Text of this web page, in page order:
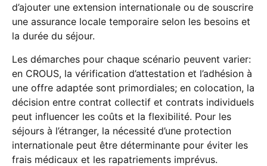
d’ajouter une extension internationale ou de souscrire
une assurance locale temporaire selon les besoins et
la durée du séjour.
Les démarches pour chaque scénario peuvent varier:
en CROUS, la vérification d’attestation et l’adhésion à
une offre adaptée sont primordiales; en colocation, la
décision entre contrat collectif et contrats individuels
peut influencer les coûts et la flexibilité. Pour les
séjours à l’étranger, la nécessité d’une protection
internationale peut être déterminante pour éviter les
frais médicaux et les rapatriements imprévus.